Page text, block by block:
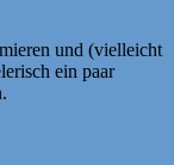
und (vielleicht
ein paar